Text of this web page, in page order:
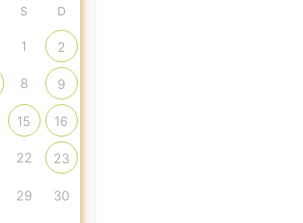
S D
1 2
8 9
15 16
22 23
29 30